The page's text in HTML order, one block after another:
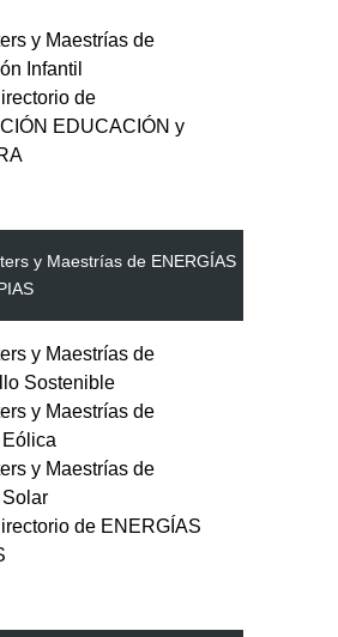
y Maestrías de
Infantil
de
EDUCACIÓN y
y Maestrías de ENERGÍAS
y Maestrías de
Sostenible
y Maestrías de
y Maestrías de
de ENERGÍAS